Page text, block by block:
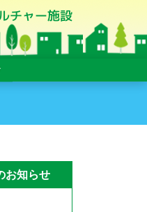
チャー施設
お知らせ